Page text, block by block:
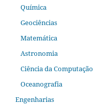
Química
Geociências
Matemática
Astronomia
Ciência da Computação
Oceanografia
Engenharias